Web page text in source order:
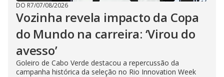
DO R7/07/08/2026
Vozinha revela impacto da Copa
do Mundo na carreira: ‘Virou do
avesso’
Goleiro de Cabo Verde destacou a repercussão da
campanha histórica da seleção no Rio Innovation Week